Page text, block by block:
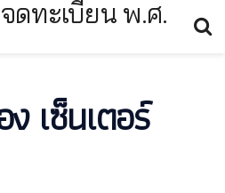
ดทะเบียน พ.ศ.
เซ็นเตอร์